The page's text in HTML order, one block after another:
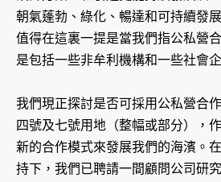
朝氣蓬勃、綠化、暢達和可持續發
值得在這裏一提是當我們指公私營
是包括一些非牟利機構和一些社會
我們現正探討是否可採用公私營合
四號及七號用地（整幅或部分），
新的合作模式來發展我們的海濱。
持下，我們已聘請一間顧問公司研